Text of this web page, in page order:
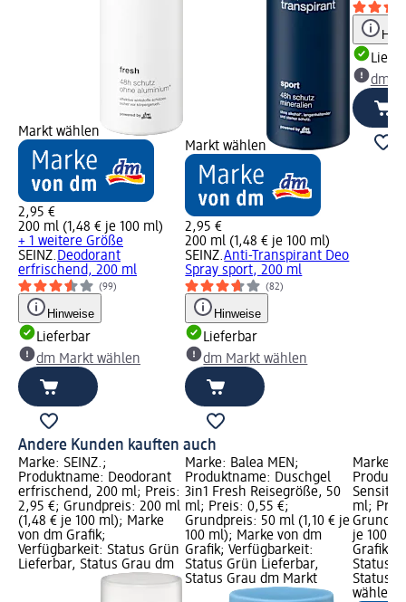
Markt wählen
2,95 €
200 ml (1,48 € je 100 ml)
+ 1 weitere Größe
SEINZ. Deodorant
erfrischend, 200 ml
(99)
Hinweise
Lieferbar
dm Markt wählen
Markt wählen
2,95 €
200 ml (1,48 € je 100 ml)
SEINZ.Anti-Transpirant Deo
Spray sport, 200 ml
(82)
Hinweise
Lieferbar
dm Markt wählen
dm
Andere Kunden kauften auch
Marke: SEINZ.;
Produktname: Deodorant
erfrischend, 200 ml; Preis:
2,95 €; Grundpreis: 200 ml
(1,48 € je 100 ml); Marke
von dm Grafik;
Verfügbarkeit: Status Grün
Lieferbar, Status Grau dm
Marke: Balea MEN;
Produktname: Duschgel
3in1 Fresh Reisegröße, 50
ml; Preis: 0,55 €;
Grundpreis: 50 ml (1,10 € je
100 ml); Marke von dm
Grafik; Verfügbarkeit:
Status Grün Lieferbar,
Status Grau dm Markt
Marke:
ml;
je 100
Grafik;
Status
Status
wählen